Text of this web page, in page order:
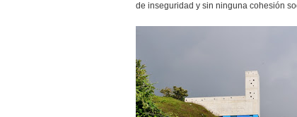
de inseguridad y sin ninguna cohesión